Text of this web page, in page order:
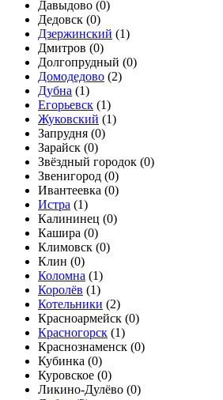
Давыдово (0)
Дедовск (0)
Дзержинский (1)
Дмитров (0)
Долгопрудный (0)
Домодедово (2)
Дубна (1)
Егорьевск (1)
Жуковский (1)
Запрудня (0)
Зарайск (0)
Звёздный городок (0)
Звенигород (0)
Ивантеевка (0)
Истра (1)
Калининец (0)
Кашира (0)
Климовск (0)
Клин (0)
Коломна (1)
Королёв (1)
Котельники (2)
Красноармейск (0)
Красногорск (1)
Краснознаменск (0)
Кубинка (0)
Куровское (0)
Ликино-Дулёво (0)